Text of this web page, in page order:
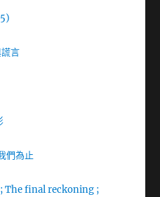
言
們為止
The final reckoning ;